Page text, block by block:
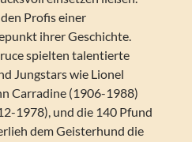
Profis einer
ihrer Geschichte.
spielten talentierte
Jungstars wie Lionel
Carradine (1906-1988)
1978), und die 140 Pfund
dem Geisterhund die